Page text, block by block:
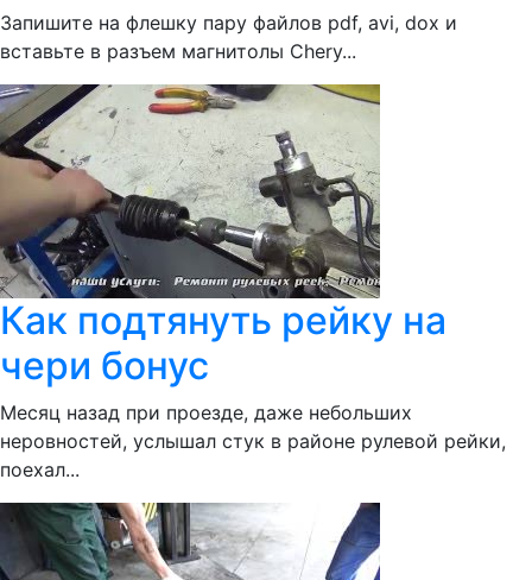
Запишите на флешку пару файлов pdf, avi, dox и
вставьте в разъем магнитолы Chery...
Как подтянуть рейку на
чери бонус
Месяц назад при проезде, даже небольших
неровностей, услышал стук в районе рулевой рейки,
поехал...